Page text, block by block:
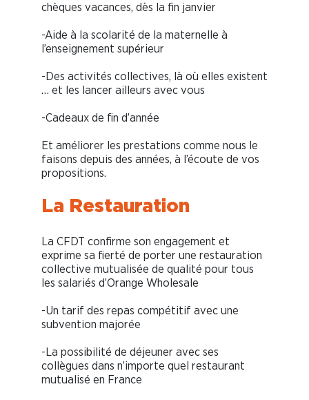
chèques vacances, dès la fin janvier
-Aide à la scolarité de la maternelle à
l’enseignement supérieur
-Des activités collectives, là où elles existent
… et les lancer ailleurs avec vous
-Cadeaux de fin d’année
Et améliorer les prestations comme nous le
faisons depuis des années, à l’écoute de vos
propositions.
La Restauration
La CFDT confirme son engagement et
exprime sa fierté de porter une restauration
collective mutualisée de qualité pour tous
les salariés d’Orange Wholesale
-Un tarif des repas compétitif avec une
subvention majorée
-La possibilité de déjeuner avec ses
collègues dans n’importe quel restaurant
mutualisé en France